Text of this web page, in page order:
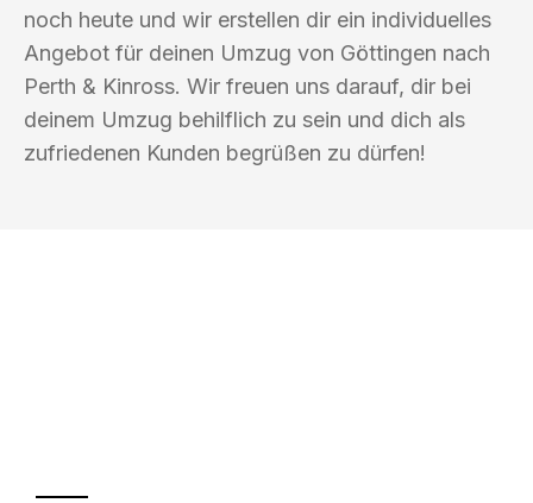
noch heute und wir erstellen dir ein individuelles
Angebot für deinen Umzug von Göttingen nach
Perth & Kinross. Wir freuen uns darauf, dir bei
deinem Umzug behilflich zu sein und dich als
zufriedenen Kunden begrüßen zu dürfen!